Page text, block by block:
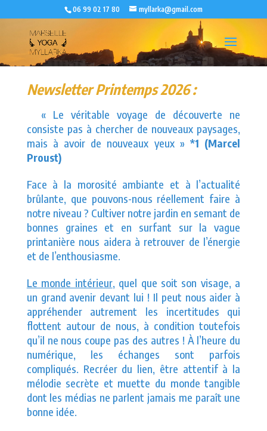
06 99 02 17 80 myllarka@gmail.com
Newsletter Printemps 2026 :
« Le véritable voyage de découverte ne
consiste pas à chercher de nouveaux paysages,
mais à avoir de nouveaux yeux »*1 (Marcel
Proust)
Face à la morosité ambiante et à l’actualité
brûlante, que pouvons-nous réellement faire à
notre niveau ? Cultiver notre jardin en semant de
bonnes graines et en surfant sur la vague
printanière nous aidera à retrouver de l’énergie
et de l’enthousiasme.
Le monde intérieur, quel que soit son visage, a
un grand avenir devant lui ! Il peut nous aider à
appréhender autrement les incertitudes qui
flottent autour de nous, à condition toutefois
qu’il ne nous coupe pas des autres ! À l’heure du
numérique, les échanges sont parfois
compliqués. Recréer du lien, être attentif à la
mélodie secrète et muette du monde tangible
dont les médias ne parlent jamais me paraît une
bonne idée.